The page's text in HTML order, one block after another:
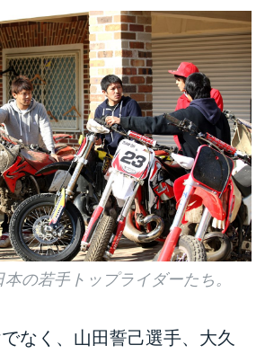
の若手トップライダーたち。
なく、山田誓己選手、大久